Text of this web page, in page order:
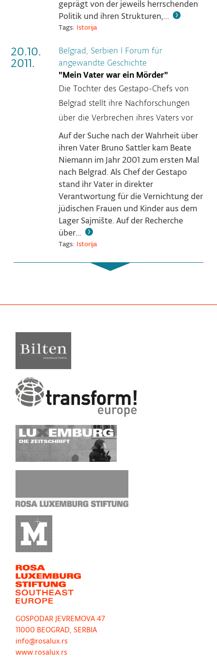
geprägt von der jeweils herrschenden
Politik und ihren Strukturen,...
Tags: Istorija
20.10.
2011.
Belgrad, Serbien | Forum für
angewandte Geschichte
"Mein Vater war ein Mörder"
Die Tochter des Gestapo-Chefs von
Belgrad stellt ihre Nachforschungen
über die Verbrechen ihres Vaters vor
Auf der Suche nach der Wahrheit über
ihren Vater Bruno Sattler kam Beate
Niemann im Jahr 2001 zum ersten Mal
nach Belgrad. Als Chef der Gestapo
stand ihr Vater in direkter
Verantwortung für die Vernichtung der
jüdischen Frauen und Kinder aus dem
Lager Sajmište. Auf der Recherche
über...
Tags: Istorija
GOSPODAR JEVREMOVA 47
11000 BEOGRAD, SERBIA
info@rosalux.rs
www.rosalux.rs